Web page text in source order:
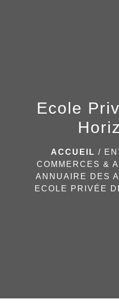
Ecole
ACCUEIL /
COMMERCES &
ANNUAIRE DES
ECOLE PRIVÉE